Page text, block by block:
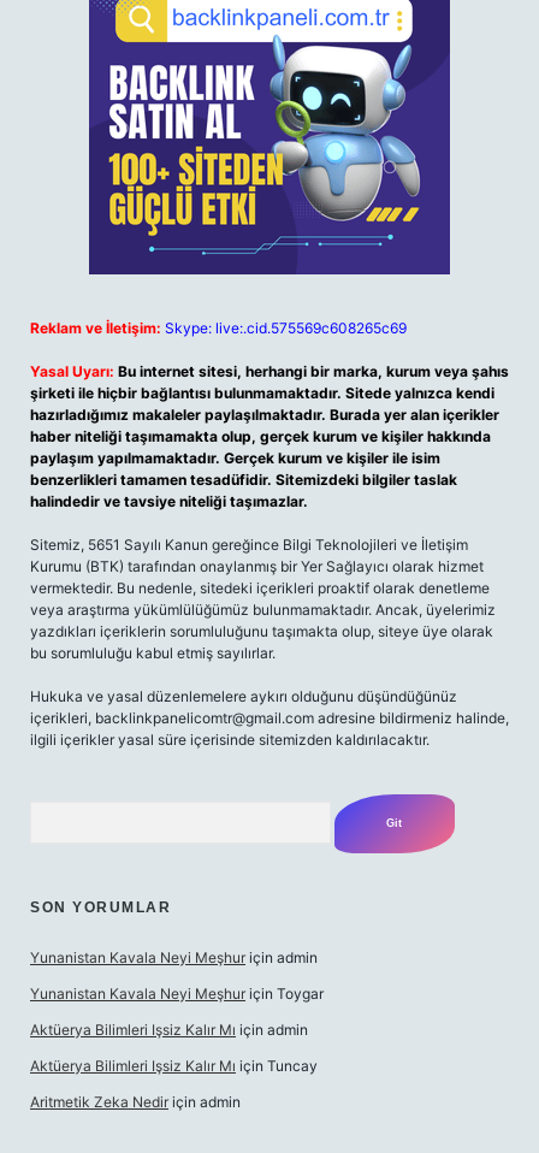
Reklam ve İletişim: Skype: live:.cid.575569c608265c69
Yasal Uyarı: Bu internet sitesi, herhangi bir marka, kurum veya şahıs
şirketi ile hiçbir bağlantısı bulunmamaktadır. Sitede yalnızca kendi
hazırladığımız makaleler paylaşılmaktadır. Burada yer alan içerikler
haber niteliği taşımamakta olup, gerçek kurum ve kişiler hakkında
paylaşım yapılmamaktadır. Gerçek kurum ve kişiler ile isim
benzerlikleri tamamen tesadüfidir. Sitemizdeki bilgiler taslak
halindedir ve tavsiye niteliği taşımazlar.
Sitemiz, 5651 Sayılı Kanun gereğince Bilgi Teknolojileri ve İletişim
Kurumu (BTK) tarafından onaylanmış bir Yer Sağlayıcı olarak hizmet
vermektedir. Bu nedenle, sitedeki içerikleri proaktif olarak denetleme
veya araştırma yükümlülüğümüz bulunmamaktadır. Ancak, üyelerimiz
yazdıkları içeriklerin sorumluluğunu taşımakta olup, siteye üye olarak
bu sorumluluğu kabul etmiş sayılırlar.
Hukuka ve yasal düzenlemelere aykırı olduğunu düşündüğünüz
içerikleri, backlinkpanelicomtr@gmail.com adresine bildirmeniz halinde,
ilgili içerikler yasal süre içerisinde sitemizden kaldırılacaktır.
SON YORUMLAR
Yunanistan Kavala Neyi Meşhur için admin
Yunanistan Kavala Neyi Meşhur için Toygar
Aktüerya Bilimleri Işsiz Kalır Mı için admin
Aktüerya Bilimleri Işsiz Kalır Mı için Tuncay
Aritmetik Zeka Nedir için admin